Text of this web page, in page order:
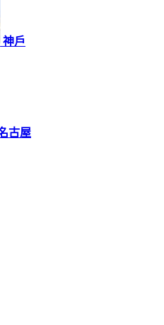
神戶
古屋